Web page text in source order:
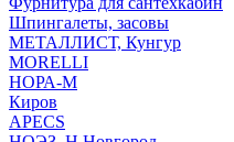
Шпингалеты, засовы
МЕТАЛЛИСТ, Кунгур
MORELLI
НОРА-М
Киров
APECS